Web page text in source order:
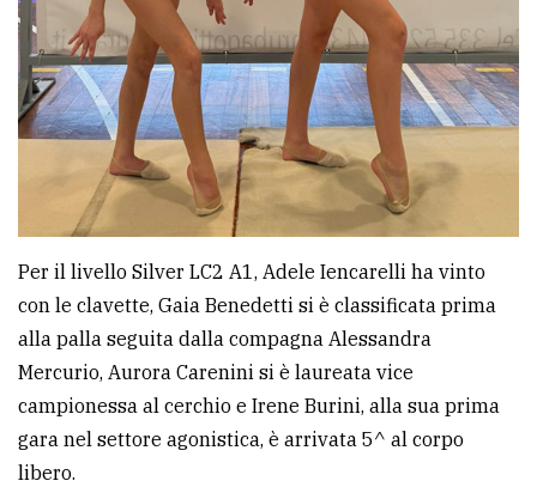
Per il livello Silver LC2 A1, Adele Iencarelli ha vinto
con le clavette, Gaia Benedetti si è classificata prima
alla palla seguita dalla compagna Alessandra
Mercurio, Aurora Carenini si è laureata vice
campionessa al cerchio e Irene Burini, alla sua prima
gara nel settore agonistica, è arrivata 5^ al corpo
libero.